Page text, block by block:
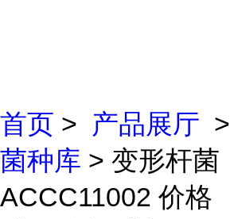
首页 > 产品展厅 >
菌种库 > 变形杆菌
ACCC11002 价格